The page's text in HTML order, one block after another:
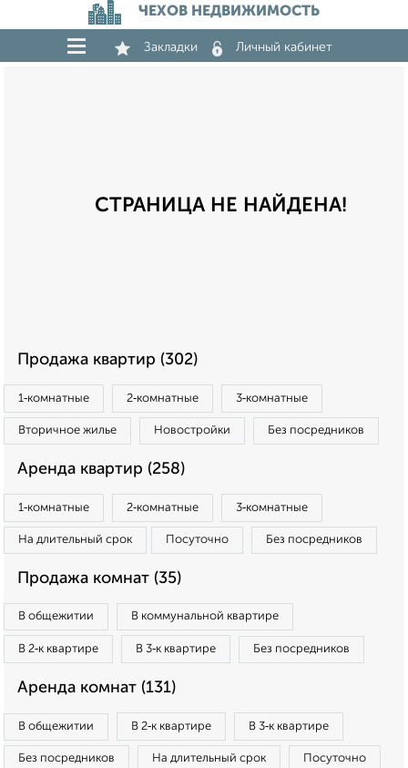
ЧЕХОВ НЕДВИЖИМОСТЬ
Закладки Личный кабинет
СТРАНИЦА НЕ НАЙДЕНА!
Продажа квартир (302)
1‑комнатные 2‑комнатные 3‑комнатные
Вторичное жилье Новостройки Без посредников
Аренда квартир (258)
1‑комнатные 2‑комнатные 3‑комнатные
На длительный срок Посуточно Без посредников
Продажа комнат (35)
В общежитии В коммунальной квартире
В 2‑к квартире В 3‑к квартире Без посредников
Аренда комнат (131)
В общежитии В 2‑к квартире В 3‑к квартире
Без посредников На длительный срок Посуточно